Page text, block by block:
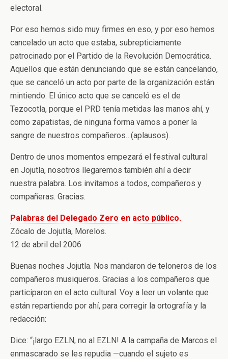
electoral.
Por eso hemos sido muy firmes en eso, y por eso hemos
cancelado un acto que estaba, subrepticiamente
patrocinado por el Partido de la Revolución Democrática.
Aquellos que están denunciando que se están cancelando,
que se canceló un acto por parte de la organización están
mintiendo. El único acto que se canceló es el de
Tezocotla, porque el PRD tenía metidas las manos ahí, y
como zapatistas, de ninguna forma vamos a poner la
sangre de nuestros compañeros…(aplausos).
Dentro de unos momentos empezará el festival cultural
en Jojutla, nosotros llegaremos también ahí a decir
nuestra palabra. Los invitamos a todos, compañeros y
compañeras. Gracias.
Palabras del Delegado Zero en acto público.
Zócalo de Jojutla, Morelos.
12 de abril del 2006
Buenas noches Jojutla. Nos mandaron de teloneros de los
compañeros musiqueros. Gracias a los compañeros que
participaron en el acto cultural. Voy a leer un volante que
están repartiendo por ahí, para corregir la ortografía y la
redacción:
Dice: “¡largo EZLN, no al EZLN! A la campaña de Marcos el
enmascarado se les repudia —cuando el sujeto es